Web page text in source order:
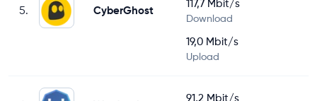
5. CyberGhost
117,7 Mbit/s
Download
19,0 Mbit/s
Upload
91,2 Mbit/s